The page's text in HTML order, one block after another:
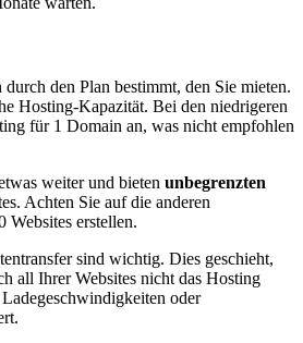
den Plan bestimmt, den Sie mieten.
Hosting-Kapazität. Bei den niedrigeren
für 1 Domain an, was nicht empfohlen
weiter und bieten unbegrenzten
Achten Sie auf die anderen
Websites erstellen.
sind wichtig. Dies geschieht,
all Ihrer Websites nicht das Hosting
oder